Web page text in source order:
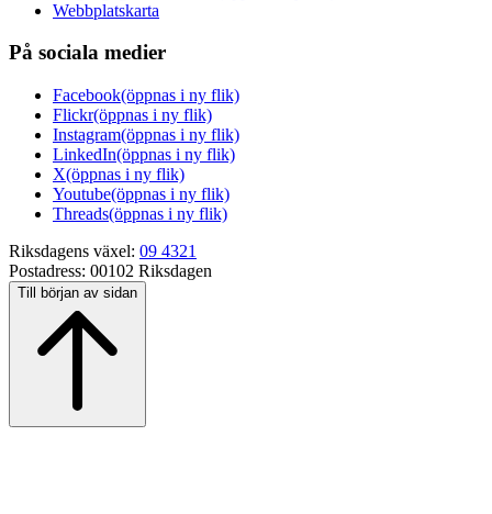
Webbplatskarta
På sociala medier
Facebook(öppnas i ny flik)
Flickr(öppnas i ny flik)
Instagram(öppnas i ny flik)
LinkedIn(öppnas i ny flik)
X(öppnas i ny flik)
Youtube(öppnas i ny flik)
Threads(öppnas i ny flik)
Riksdagens växel: 09 4321
Postadress: 00102 Riksdagen
Till början av sidan